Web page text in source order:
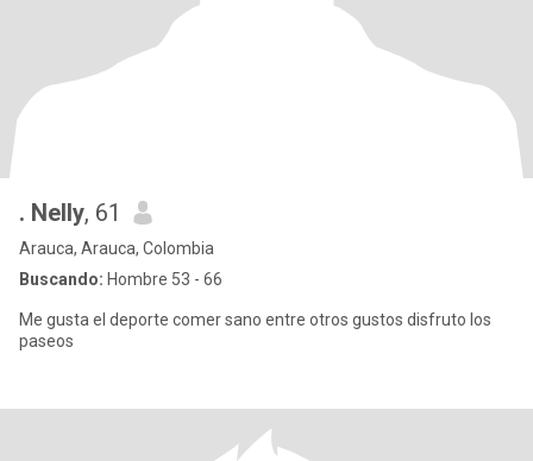
. Nelly, 61
Arauca, Arauca, Colombia
Buscando: Hombre 53 - 66
Me gusta el deporte comer sano entre otros gustos disfruto los
paseos